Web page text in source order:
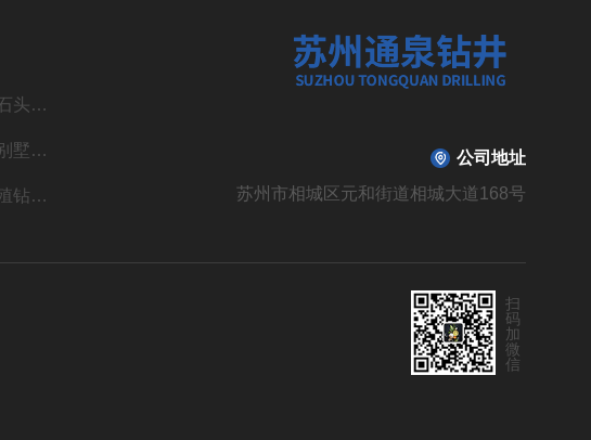
宁波打井 宁波钻石头井20年经验丰富
长兴打井队,长兴别墅打水井,本地专业钻井队
湖州打井,湖州养殖钻岩石井 别墅用水井
公司地址
苏州市相城区元和街道相城大道168号
扫
码
加
微
信